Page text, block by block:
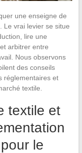
une enseigne de
Le vrai levier se situe
lire une
arbitrer entre
Nous observons
des conseils
réglementaires et
textile.
textile et
le